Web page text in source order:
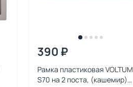
390 ₽
Рамка пластиковая VOLTUM
S70 на 2 поста, (кашемир)